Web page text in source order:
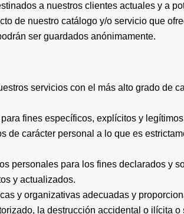
a nuestros clientes actuales y a
de nuestro catálogo y/o servicio que
ser guardados anónimamente.
servicios con el más alto grado de
fines específicos, explícitos y
de carácter personal a lo que es
personales para los fines declarados y
y actualizados.
y organizativas adecuadas y
la destrucción accidental o ilícita